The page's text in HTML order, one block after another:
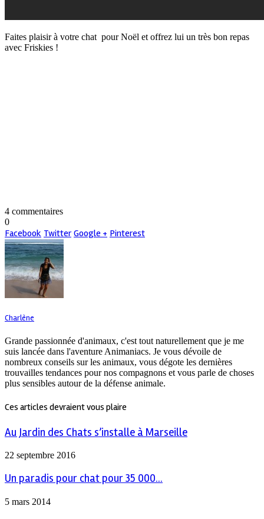
Faites plaisir à votre chat pour Noël et offrez lui un très bon repas
avec Friskies !
4 commentaires
0
Facebook Twitter Google + Pinterest
Charlène
Grande passionnée d'animaux, c'est tout naturellement que je me
suis lancée dans l'aventure Animaniacs. Je vous dévoile de
nombreux conseils sur les animaux, vous dégote les dernières
trouvailles tendances pour nos compagnons et vous parle de choses
plus sensibles autour de la défense animale.
Ces articles devraient vous plaire
Au Jardin des Chats s’installe à Marseille
22 septembre 2016
Un paradis pour chat pour 35 000...
5 mars 2014